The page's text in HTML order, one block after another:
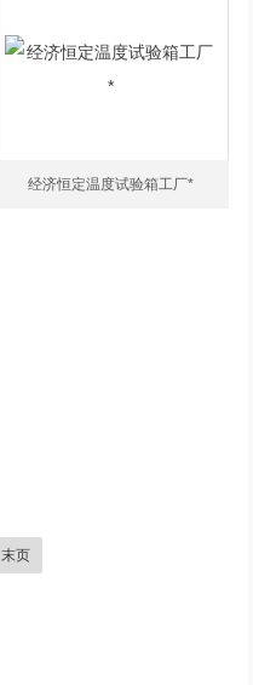
经济恒定温度试验箱工厂*
末页